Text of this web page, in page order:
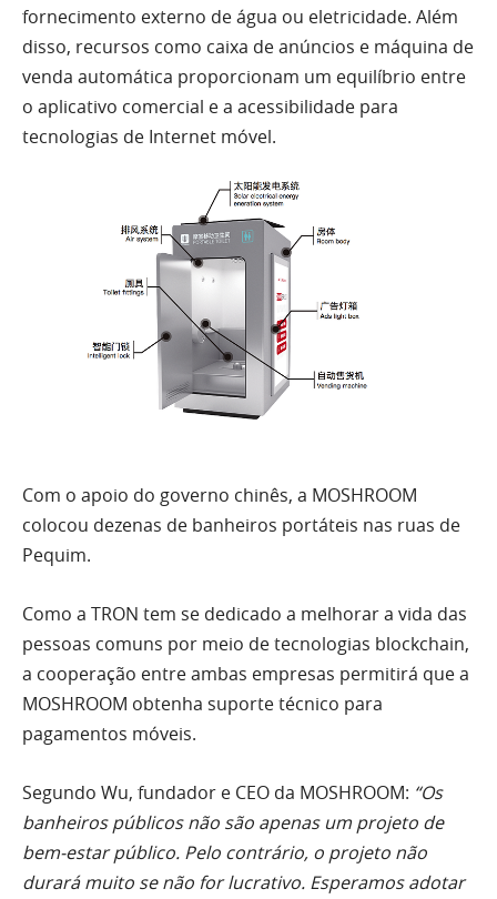
fornecimento externo de água ou eletricidade. Além
disso, recursos como caixa de anúncios e máquina de
venda automática proporcionam um equilíbrio entre
o aplicativo comercial e a acessibilidade para
tecnologias de Internet móvel.
Com o apoio do governo chinês, a MOSHROOM
colocou dezenas de banheiros portáteis nas ruas de
Pequim.
Como a TRON tem se dedicado a melhorar a vida das
pessoas comuns por meio de tecnologias blockchain,
a cooperação entre ambas empresas permitirá que a
MOSHROOM obtenha suporte técnico para
pagamentos móveis.
Segundo Wu, fundador e CEO da MOSHROOM: “Os
banheiros públicos não são apenas um projeto de
bem-estar público. Pelo contrário, o projeto não
durará muito se não for lucrativo. Esperamos adotar